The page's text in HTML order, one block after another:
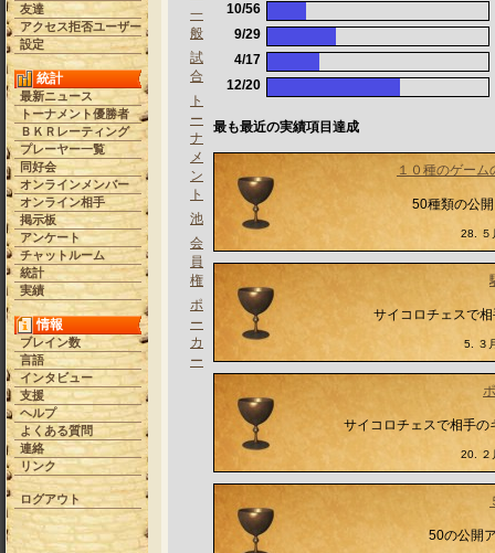
友達
アクセス拒否ユーザー
設定
統計
最新ニュース
トーナメント優勝者
ＢＫＲレーティング
プレーヤー一覧
同好会
オンラインメンバー
オンライン相手
掲示板
アンケート
チャットルーム
統計
実績
情報
ブレイン数
言語
インタビュー
支援
ヘルプ
よくある質問
連絡
リンク
ログアウト
一
般
試
合
ト
ー
ナ
メ
ン
ト
池
会
員
権
ポ
ー
カ
ー
10/56
9/29
4/17
12/20
最も最近の実績項目達成
１０種のゲー
50種類の公
28. ５
サイコロチェスで
5. ３
サイコロチェスで相手
20. ２
50の公開